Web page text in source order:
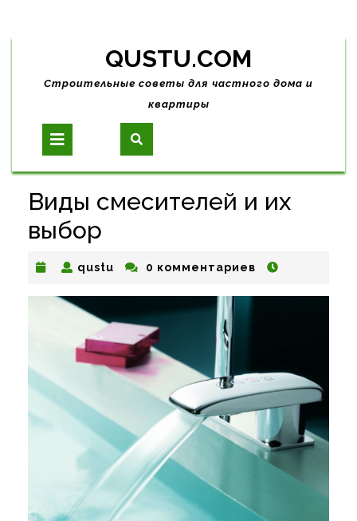
Skip
content
QUSTU.COM
Строительные советы для частного дома и
квартиры
Open
Button
Виды смесителей и их
выбор
qustu qustu0 комментариев